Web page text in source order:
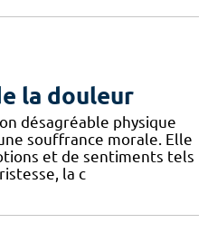
la douleur
désagréable physique
souffrance morale. Elle
et de sentiments tels
la c